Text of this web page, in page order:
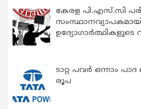
കേരള പി.എസ്.സി
ഉദ്യോഗാര്‍ത്ഥികളുടെ
ടാറ്റ പവർ ഒന്നാം പാദ
രൂപ